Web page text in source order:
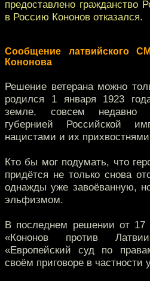
предоставлено гражданство
в Россию Кононов отказался.
Сообщение латвийского
Кононова
Решение ветерана можно
родился 1 января 1923
земле, совсем недавно
губернией Российской
нацистами и их
Кто бы мог подумать, что
придётся не только снова
однажды уже завоёванную,
эльфизмом.
В последнем решении от 17
«Кононов против
«Европейский суд по
своём приговоре в частности